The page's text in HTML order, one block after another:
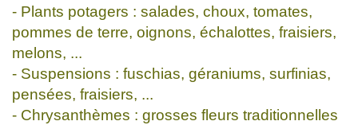
- Plants potagers : salades, choux, tomates,
pommes de terre, oignons, échalottes, fraisiers,
melons, ...
- Suspensions : fuschias, géraniums, surfinias,
pensées, fraisiers, ...
- Chrysanthèmes : grosses fleurs traditionnelles